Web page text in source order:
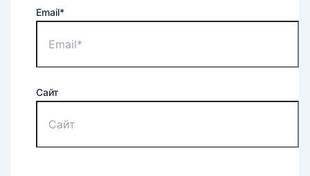
Email*
Сайт